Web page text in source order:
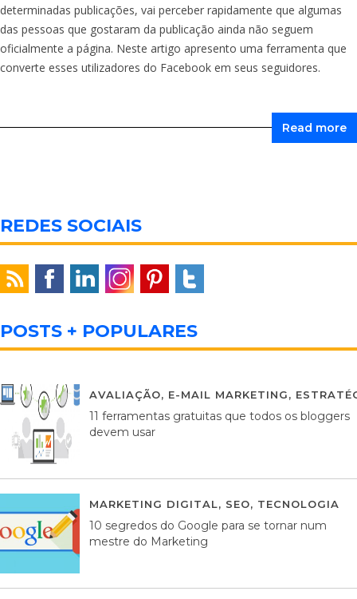
determinadas publicações, vai perceber rapidamente que algumas
das pessoas que gostaram da publicação ainda não seguem
oficialmente a página. Neste artigo apresento uma ferramenta que
converte esses utilizadores do Facebook em seus seguidores.
Read more
REDES SOCIAIS
POSTS + POPULARES
AVALIAÇÃO, E-MAIL MARKETING,
11 ferramentas gratuitas que todos os bloggers
devem usar
MARKETING DIGITAL, SEO, TECNOLOGIA
10 segredos do Google para se tornar num
mestre do Marketing